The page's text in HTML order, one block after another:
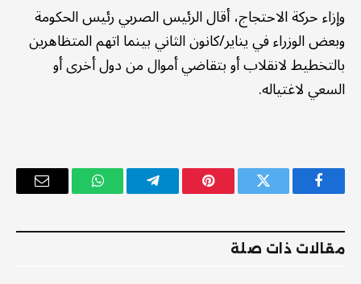
وإزاء حركة الاحتجاج، أقال الرئيس الصربي رئيس الحكومة
وبعض الوزراء في يناير/كانون الثاني بينما اتهم المتظاهرين
بالتخطيط لانقلاب أو بتقاضي أموال من دول أخرى أو
السعي لاغتياله.
فيسبوك تويتر بينتيريستتيلقرام واتساب
البريد
مقالات ذات صلة